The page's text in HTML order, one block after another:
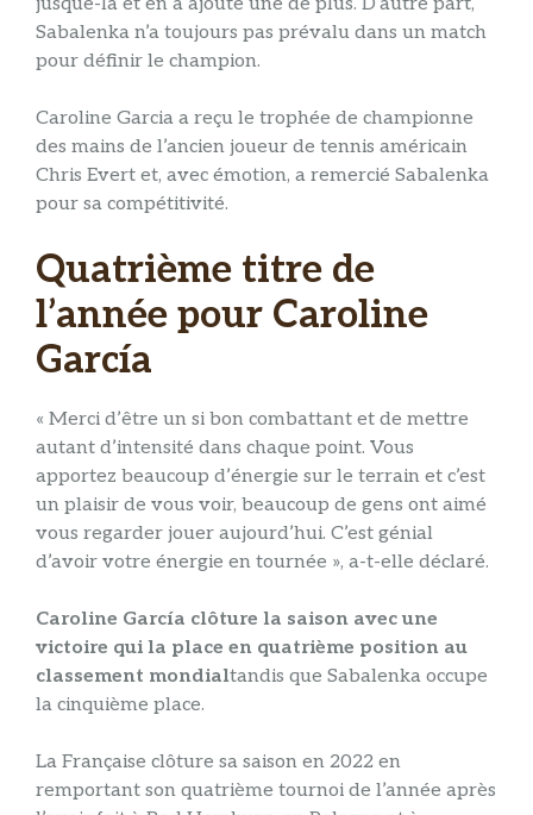
Sabalenka n’a toujours pas prévalu dans un match
pour définir le champion.
Caroline Garcia a reçu le trophée de championne
des mains de l’ancien joueur de tennis américain
Chris Evert et, avec émotion, a remercié Sabalenka
pour sa compétitivité.
Quatrième titre de
l’année pour Caroline
García
« Merci d’être un si bon combattant et de mettre
autant d’intensité dans chaque point. Vous
apportez beaucoup d’énergie sur le terrain et c’est
un plaisir de vous voir, beaucoup de gens ont aimé
vous regarder jouer aujourd’hui. C’est génial
d’avoir votre énergie en tournée », a-t-elle déclaré.
Caroline García clôture la saison avec une
victoire qui la place en quatrième position au
classement mondialtandis que Sabalenka occupe
la cinquième place.
La Française clôture sa saison en 2022 en
remportant son quatrième tournoi de l’année après